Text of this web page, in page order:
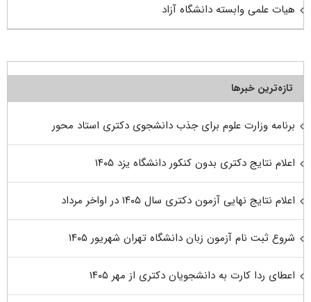
هیات علمی وابسته دانشگاه آزاد
تازه‌ترین خبرها
برنامه وزارت علوم برای جذب دانشجوی دکتری استاد محور
اعلام نتایج دکتری بدون کنکور دانشگاه یزد ۱۴۰۵
اعلام نتایج نهایی آزمون دکتری سال ۱۴۰۵ در اواخر مرداد
شروع ثبت نام آزمون زبان دانشگاه تهران شهریور ۱۴۰۵
اعطای ردا کارت به دانشجویان دکتری از مهر ۱۴۰۵